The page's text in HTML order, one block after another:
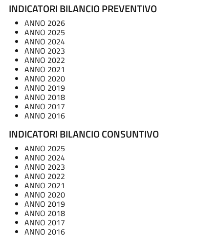
INDICATORI BILANCIO PREVENTIVO
ANNO 2026
ANNO 2025
ANNO 2024
ANNO 2023
ANNO 2022
ANNO 2021
ANNO 2020
ANNO 2019
ANNO 2018
ANNO 2017
ANNO 2016
INDICATORI BILANCIO CONSUNTIVO
ANNO 2025
ANNO 2024
ANNO 2023
ANNO 2022
ANNO 2021
ANNO 2020
ANNO 2019
ANNO 2018
ANNO 2017
ANNO 2016